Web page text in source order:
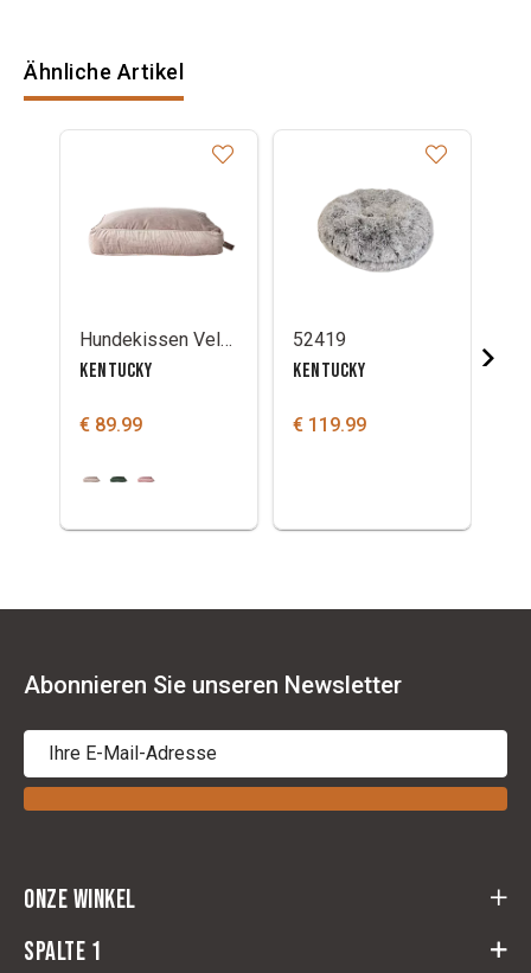
Ähnliche Artikel
Hundekissen Velvet Kentucky
KENTUCKY
€ 89.99
52419
KENTUCKY
€ 119.99
Abonnieren Sie unseren Newsletter
Onze winkel
Cloots Ruitersport
Spalte 1